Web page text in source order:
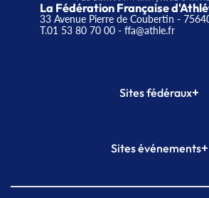
La Fédération Française
33 Avenue Pierre de Coubertin -
T.01 53 80 70 00- ffa@athle.fr
Sites fédéraux+
Plateforme Formation
Sites événements+
Meeting de Paris